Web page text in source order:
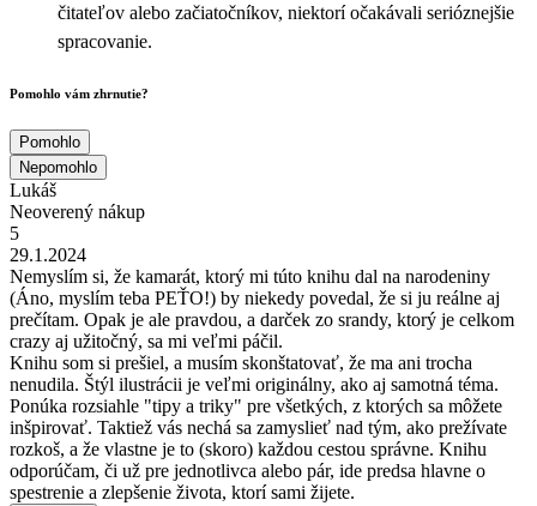
čitateľov alebo začiatočníkov, niektorí očakávali serióznejšie
spracovanie.
Pomohlo vám zhrnutie?
Pomohlo
Nepomohlo
Lukáš
Neoverený nákup
5
29.1.2024
Nemyslím si, že kamarát, ktorý mi túto knihu dal na narodeniny
(Áno, myslím teba PEŤO!) by niekedy povedal, že si ju reálne aj
prečítam. Opak je ale pravdou, a darček zo srandy, ktorý je celkom
crazy aj užitočný, sa mi veľmi páčil.
Knihu som si prešiel, a musím skonštatovať, že ma ani trocha
nenudila. Štýl ilustrácii je veľmi originálny, ako aj samotná téma.
Ponúka rozsiahle "tipy a triky" pre všetkých, z ktorých sa môžete
inšpirovať. Taktiež vás nechá sa zamyslieť nad tým, ako prežívate
rozkoš, a že vlastne je to (skoro) každou cestou správne. Knihu
odporúčam, či už pre jednotlivca alebo pár, ide predsa hlavne o
spestrenie a zlepšenie života, ktorí sami žijete.